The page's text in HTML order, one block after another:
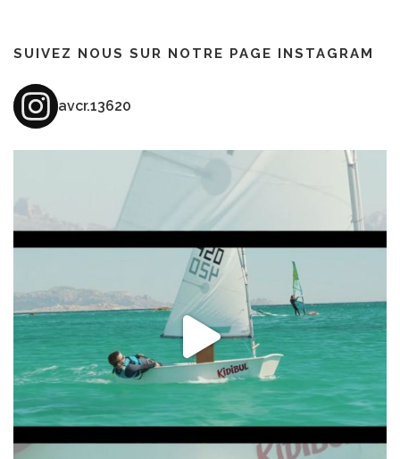
SUIVEZ NOUS SUR NOTRE PAGE INSTAGRAM
avcr.13620